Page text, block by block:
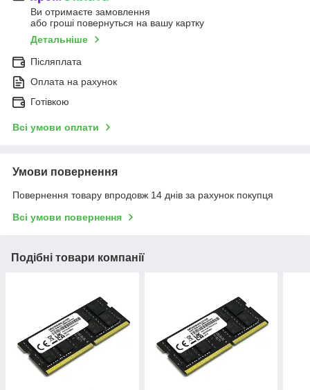
Ви отримаєте замовлення
або гроші повернуться на вашу картку
Детальніше
Післяплата
Оплата на рахунок
Готівкою
Всі умови оплати
Умови повернення
Повернення товару впродовж 14 днів за рахунок покупця
Всі умови повернення
Подібні товари компанії